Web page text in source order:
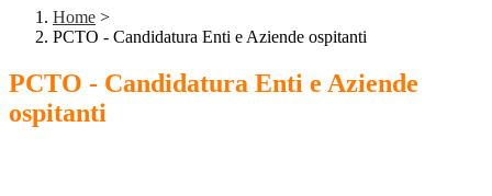
Home >
PCTO - Candidatura Enti e Aziende ospitanti
PCTO - Candidatura Enti e Aziende
ospitanti